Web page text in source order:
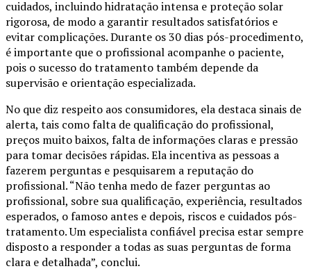
cuidados, incluindo hidratação intensa e proteção solar
rigorosa, de modo a garantir resultados satisfatórios e
evitar complicações. Durante os 30 dias pós-procedimento,
é importante que o profissional acompanhe o paciente,
pois o sucesso do tratamento também depende da
supervisão e orientação especializada.
No que diz respeito aos consumidores, ela destaca sinais de
alerta, tais como falta de qualificação do profissional,
preços muito baixos, falta de informações claras e pressão
para tomar decisões rápidas. Ela incentiva as pessoas a
fazerem perguntas e pesquisarem a reputação do
profissional. “Não tenha medo de fazer perguntas ao
profissional, sobre sua qualificação, experiência, resultados
esperados, o famoso antes e depois, riscos e cuidados pós-
tratamento. Um especialista confiável precisa estar sempre
disposto a responder a todas as suas perguntas de forma
clara e detalhada”, conclui.